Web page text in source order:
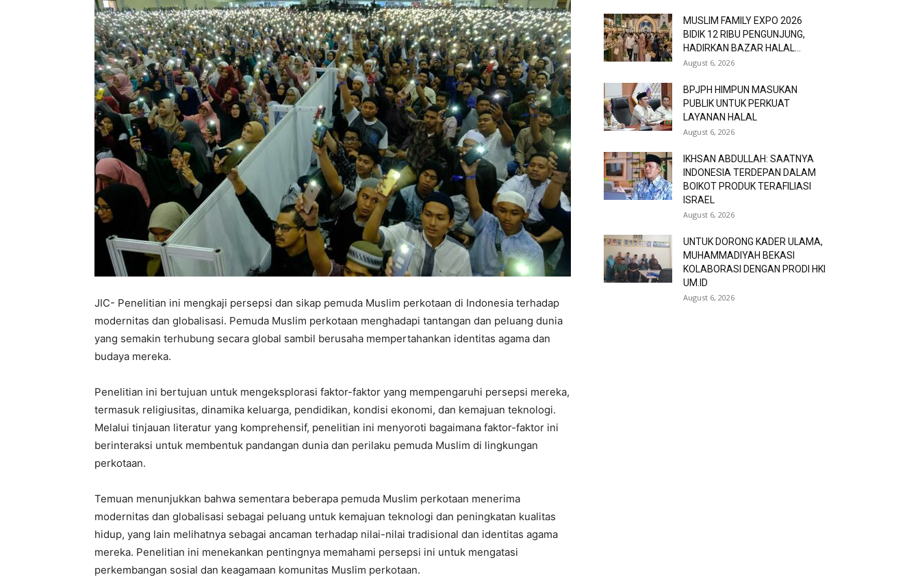
JIC- Penelitian ini mengkaji persepsi dan sikap pemuda Muslim perkotaan di Indonesia terhadap
modernitas dan globalisasi. Pemuda Muslim perkotaan menghadapi tantangan dan peluang dunia
yang semakin terhubung secara global sambil berusaha mempertahankan identitas agama dan
budaya mereka.
Penelitian ini bertujuan untuk mengeksplorasi faktor-faktor yang mempengaruhi persepsi mereka,
termasuk religiusitas, dinamika keluarga, pendidikan, kondisi ekonomi, dan kemajuan teknologi.
Melalui tinjauan literatur yang komprehensif, penelitian ini menyoroti bagaimana faktor-faktor ini
berinteraksi untuk membentuk pandangan dunia dan perilaku pemuda Muslim di lingkungan
perkotaan.
Temuan menunjukkan bahwa sementara beberapa pemuda Muslim perkotaan menerima
modernitas dan globalisasi sebagai peluang untuk kemajuan teknologi dan peningkatan kualitas
hidup, yang lain melihatnya sebagai ancaman terhadap nilai-nilai tradisional dan identitas agama
mereka. Penelitian ini menekankan pentingnya memahami persepsi ini untuk mengatasi
perkembangan sosial dan keagamaan komunitas Muslim perkotaan.
MUSLIM FAMILY EXPO 2026
BIDIK 12 RIBU PENGUNJUNG,
HADIRKAN BAZAR HALAL...
August 6, 2026
BPJPH HIMPUN MASUKAN
PUBLIK UNTUK PERKUAT
LAYANAN HALAL
August 6, 2026
IKHSAN ABDULLAH: SAATNYA
INDONESIA TERDEPAN DALAM
BOIKOT PRODUK TERAFILIASI
ISRAEL
August 6, 2026
UNTUK DORONG KADER ULAMA,
MUHAMMADIYAH BEKASI
KOLABORASI DENGAN PRODI HKI
UM.ID
August 6, 2026